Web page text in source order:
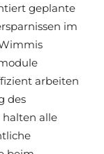
geplante
im
arbeiten
des
halten alle